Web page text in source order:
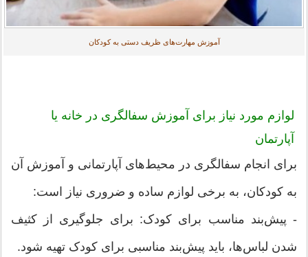
آموزش مهارت‌های ظریف دستی به کودکان
لوازم مورد نیاز برای آموزش سفالگری در خانه یا
آپارتمان
برای انجام سفالگری در محیط‌های آپارتمانی و آموزش آن
به کودکان، به برخی لوازم ساده و ضروری نیاز است:
- پیش‌بند مناسب برای کودک: برای جلوگیری از کثیف
شدن لباس‌ها، باید پیش‌بند مناسبی برای کودک تهیه شود.